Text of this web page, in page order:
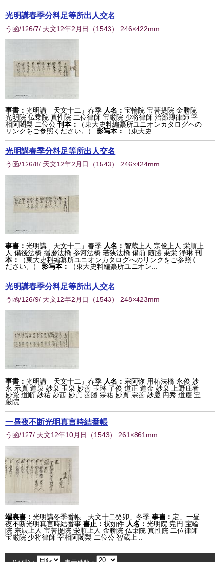
光明講春季分料足等所出人交名
う函/126/7/ 天文12年2月日 （1543） 246×422mm
事書：光明講 天文十二」春季 人名：宝輪院 宝菩提院 金勝院
光明院 仏乗院 真性院 二位律師 宝厳院 少将律師 治部卿律師 宰
相阿闍梨 二位公 刊本：
（東大史料編纂所ユニオンカタログへの
リンクをご参照ください。）
影写本： （東大史...
光明講春季分料足等所出人交名
う函/126/8/ 天文12年2月日 （1543） 246×424mm
事書：光明講 天文十二」春季 人名：智蔵上人 宗俊上人 栄順上
人 備後法橋 播磨法橋 参河法橋 若狭法橋 備前 随勝 乗栄 浄琳 刊
本：
（東大史料編纂所ユニオンカタログへのリンクをご参照く
ださい。）
影写本： （東大史料編纂所ユニオン...
光明講春季分料足等所出人交名
う函/126/9/ 天文12年2月日 （1543） 248×423mm
事書：光明講 天文十二」春季 人名： 宗阿弥 用椿法橋 永俊 妙
永 示真 道泉 妙泉 玉泉 妙善 玉琳 了俊 道正 道金 妙泉 上野庄者
妙覚 道順 妙祐 妙西 妙貞 善勝 宗祐 妙真 宗善 妙慶 円秀 道慶 宝
厳院...
一昼夜不断光明真言時結番帳
う函/127/ 天文12年10月日 （1543） 261×861mm
端裏書：光明講冬季番帳 天文十二癸卯」冬季 事書： 定」一昼
夜不断光明真言時結番事 書止：状如件 人名：光明院 尭円 宝輪
院 宗辰上人 宝菩提院 栄順上人 金勝院 仏乗院 真性院 二位律師
宝厳院 少将律師 宰相阿闍梨 二位公 智蔵上...